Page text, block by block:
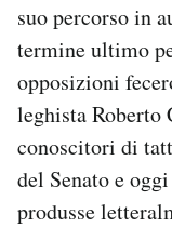
suo percorso in
termine ultimo
opposizioni
leghista
conoscitori di
del Senato e
produsse